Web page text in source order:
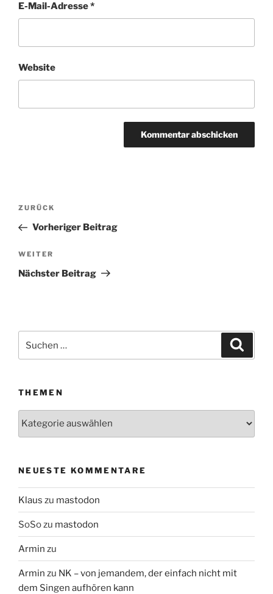
E-Mail-Adresse*
Website
Beitragsnavigation
Vorheriger
Beitrag
ZURÜCK
Vorheriger Beitrag
Nächster
Beitrag
WEITER
Nächster Beitrag
nach:
THEMEN
NEUESTE KOMMENTARE
Klaus zu mastodon
SoSozu mastodon
Armin zu
Armin zu NK – von jemandem, der einfach nicht mit
dem Singen aufhören kann